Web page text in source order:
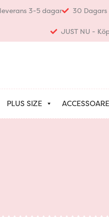
3-5 dagar 30
JUST NU -
PLUS SIZE